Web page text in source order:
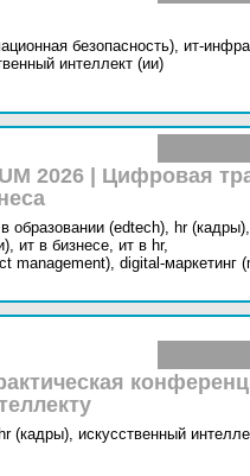
безопасность), ит-
интеллект (ии)
2026 | Цифровая
образовании (edtech), hr (кадры),
ит в бизнесе, ит в hr,
management), digital-маркетинг
hr (кадры), искусственный